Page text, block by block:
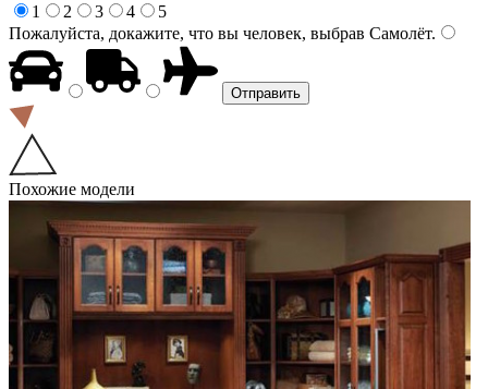
1
2 3 4
5
Пожалуйста, докажите, что вы человек, выбрав Самолёт.
Похожие модели